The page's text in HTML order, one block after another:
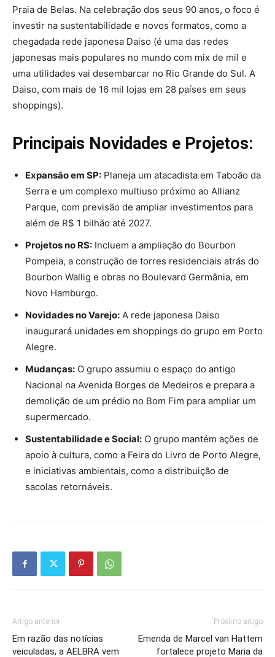
Praia de Belas. Na celebração dos seus 90 anos, o foco é
investir na sustentabilidade e novos formatos, como a
chegadada rede japonesa Daiso (é uma das redes
japonesas mais populares no mundo com mix de mil e
uma utilidades vai desembarcar no Rio Grande do Sul. A
Daiso, com mais de 16 mil lojas em 28 países em seus
shoppings).
Principais Novidades e Projetos:
Expansão em SP: Planeja um atacadista em Taboão da
Serra e um complexo multiuso próximo ao Allianz
Parque, com previsão de ampliar investimentos para
além de R$ 1 bilhão até 2027.
Projetos no RS: Incluem a ampliação do Bourbon
Pompeia, a construção de torres residenciais atrás do
Bourbon Wallig e obras no Boulevard Germânia, em
Novo Hamburgo.
Novidades no Varejo: A rede japonesa Daiso
inaugurará unidades em shoppings do grupo em Porto
Alegre.
Mudanças: O grupo assumiu o espaço do antigo
Nacional na Avenida Borges de Medeiros e prepara a
demolição de um prédio no Bom Fim para ampliar um
supermercado.
Sustentabilidade e Social: O grupo mantém ações de
apoio à cultura, como a Feira do Livro de Porto Alegre,
e iniciativas ambientais, como a distribuição de
sacolas retornáveis.
Artigo anterior
Em razão das notícias
veiculadas, a AELBRA vem
Próximo artigo
Emenda de Marcel van Hattem
fortalece projeto Maria da